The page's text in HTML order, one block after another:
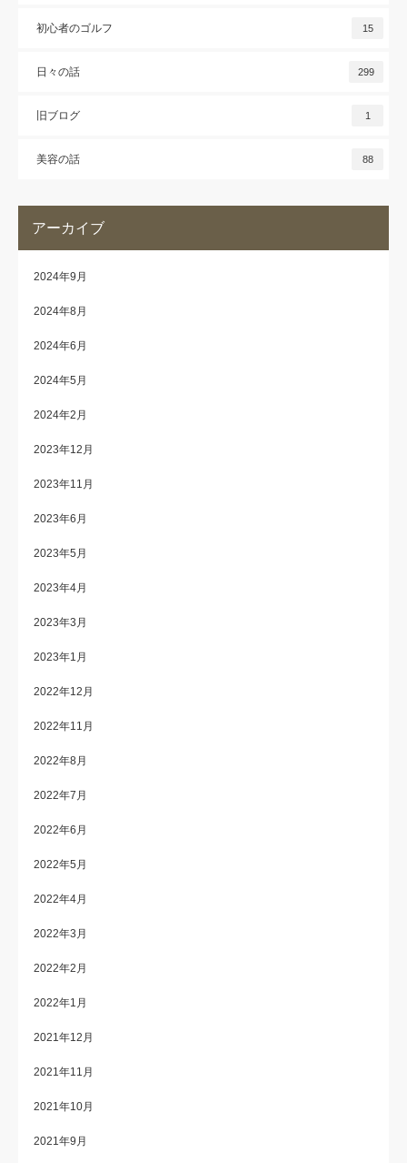
初心者のゴルフ 15
日々の話 299
旧ブログ 1
美容の話 88
アーカイブ
2024年9月
2024年8月
2024年6月
2024年5月
2024年2月
2023年12月
2023年11月
2023年6月
2023年5月
2023年4月
2023年3月
2023年1月
2022年12月
2022年11月
2022年8月
2022年7月
2022年6月
2022年5月
2022年4月
2022年3月
2022年2月
2022年1月
2021年12月
2021年11月
2021年10月
2021年9月